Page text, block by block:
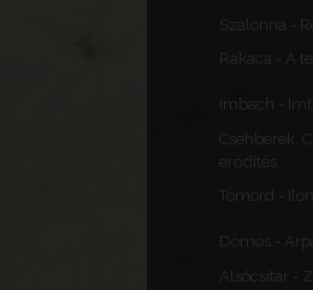
Szalonna -
Rakaca - A
Imbach -
Csehberek,
erődítés
Tömörd -
Dömös -
Alsócsitár -